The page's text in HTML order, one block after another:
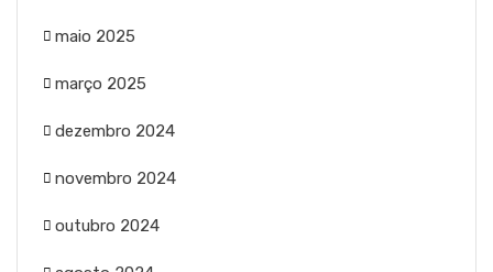
maio 2025
março 2025
dezembro 2024
novembro 2024
outubro 2024